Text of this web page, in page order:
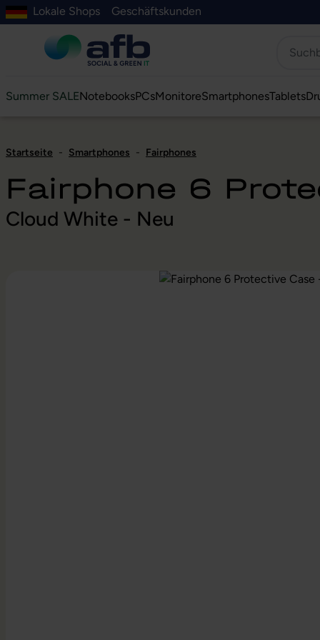
springen
Suche springen
Zur Hauptnavigation springen
Zur Navigation der B2B-Plattform springen
Lokale Shops Geschäftskunden
Summer SALENotebooksPCsMonitoreSmartphonesTablets
Startseite - Smartphones - Fairphones
Fairphone 6
Cloud White - Neu